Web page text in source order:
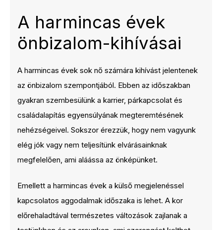
A harmincas évek
önbizalom-kihívásai
A harmincas évek sok nő számára kihívást jelentenek
az önbizalom szempontjából. Ebben az időszakban
gyakran szembesülünk a karrier, párkapcsolat és
családalapítás egyensúlyának megteremtésének
nehézségeivel. Sokszor érezzük, hogy nem vagyunk
elég jók vagy nem teljesítünk elvárásainknak
megfelelően, ami aláássa az önképünket.
Emellett a harmincas évek a külső megjelenéssel
kapcsolatos aggodalmak időszaka is lehet. A kor
előrehaladtával természetes változások zajlanak a